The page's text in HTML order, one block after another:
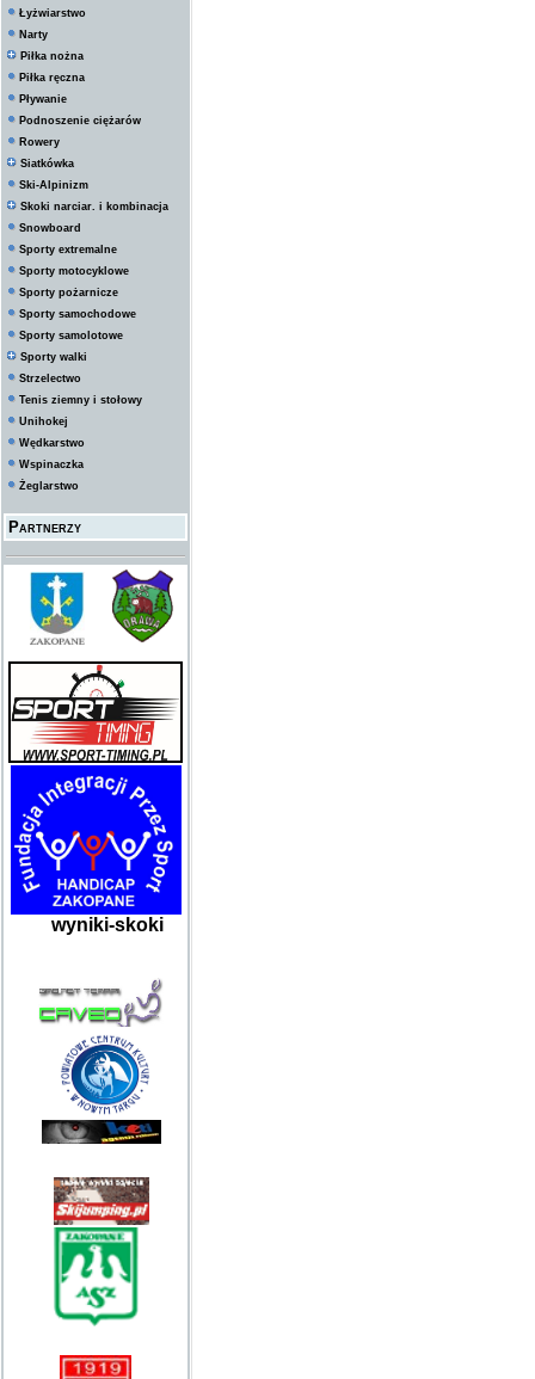
Łyżwiarstwo
Narty
Piłka nożna
Piłka ręczna
Pływanie
Podnoszenie ciężarów
Rowery
Siatkówka
Ski-Alpinizm
Skoki narciar. i kombinacja
Snowboard
Sporty extremalne
Sporty motocyklowe
Sporty pożarnicze
Sporty samochodowe
Sporty samolotowe
Sporty walki
Strzelectwo
Tenis ziemny i stołowy
Unihokej
Wędkarstwo
Wspinaczka
Żeglarstwo
Partnerzy
wyniki-skoki